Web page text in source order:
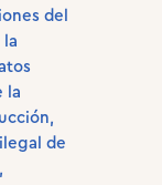
del
la
la
de